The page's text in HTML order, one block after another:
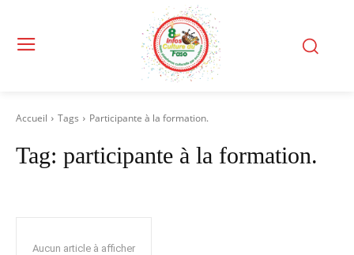
Accueil Tags Participante à la formation.
Tag: participante à la formation.
Aucun article à afficher